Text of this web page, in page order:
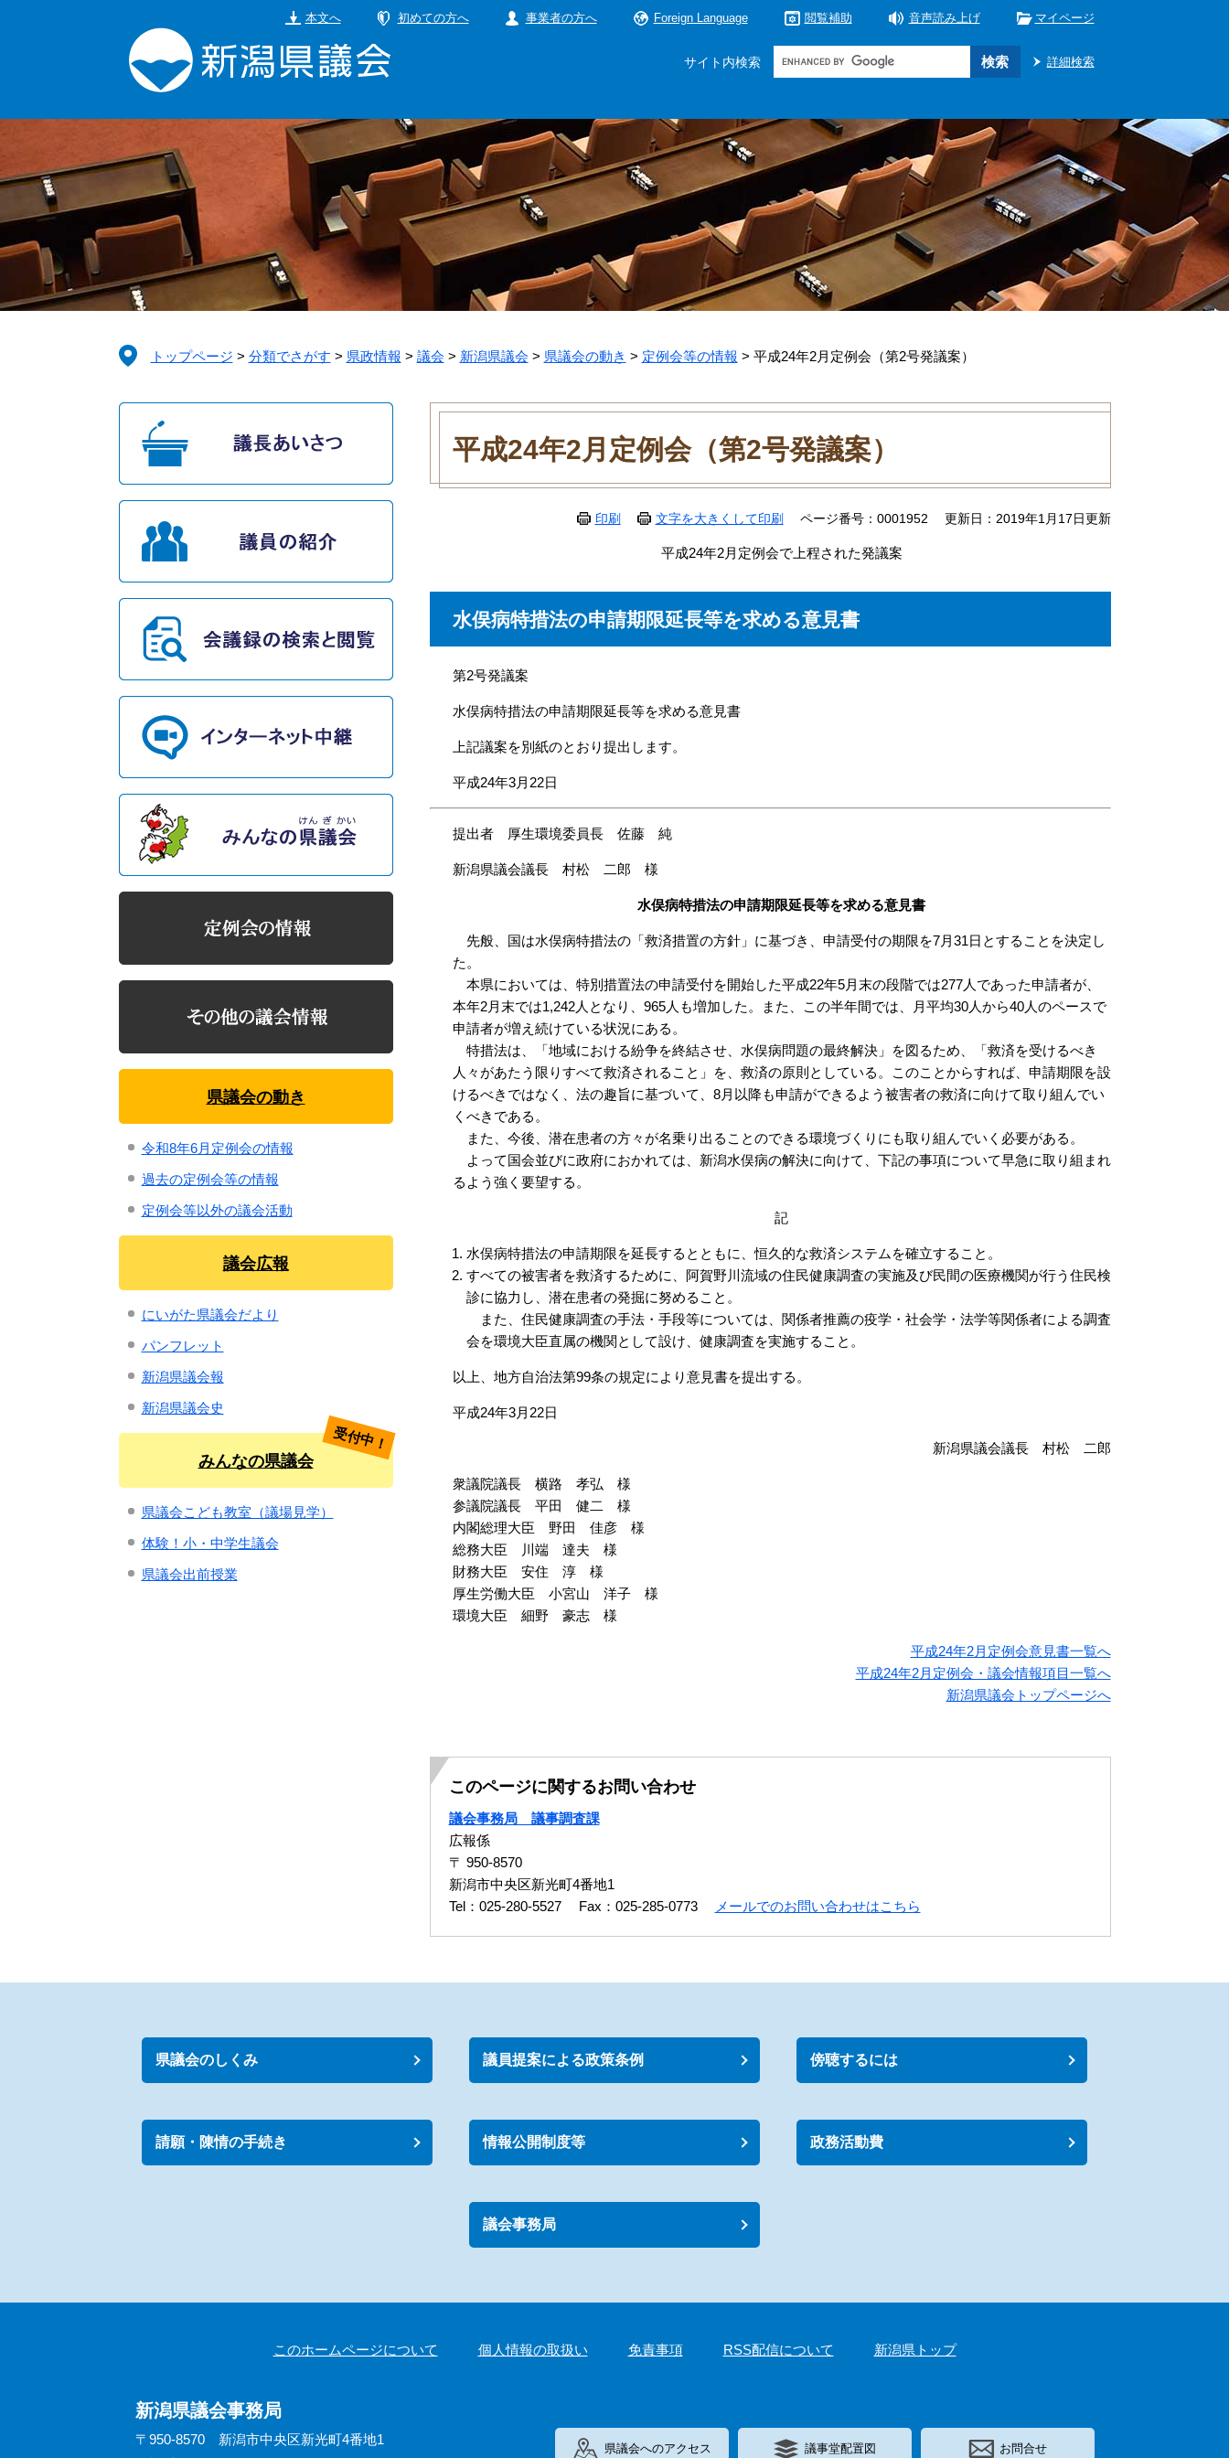
頭
飛
て
へ
本文へ 初めての方へ 事業者の方へ Foreign Language 閲覧補助 音声読み上げ マイページ
サイト内検索
Google
ム
索
詳細検索
トップページ > 分類でさがす > 県政情報 > 議会 > 新潟県議会 > 県議会の動き > 定例会等の情報 > 平成24年2月定例会（第2号発議案）
本
平成24年2月定例会（第2号発議案）
印刷 文字を大きくして印刷 ページ番号：0001952 更新日：2019年1月17日更新
平成24年2月定例会で上程された発議案
水俣病特措法の申請期限延長等を求める意見書
第2号発議案
水俣病特措法の申請期限延長等を求める意見書
上記議案を別紙のとおり提出します。
平成24年3月22日
提出者 厚生環境委員長 佐藤 純
新潟県議会議長 村松 二郎 様
水俣病特措法の申請期限延長等を求める意見書
先般、国は水俣病特措法の「救済措置の方針」に基づき、申請受付の期限を7月31日とすることを決定し
た。
本県においては、特別措置法の申請受付を開始した平成22年5月末の段階では277人であった申請者が、
本年2月末では1,242人となり、965人も増加した。また、この半年間では、月平均30人から40人のペースで
申請者が増え続けている状況にある。
特措法は、「地域における紛争を終結させ、水俣病問題の最終解決」を図るため、「救済を受けるべき
人々があたう限りすべて救済されること」を、救済の原則としている。このことからすれば、申請期限を設
けるべきではなく、法の趣旨に基づいて、8月以降も申請ができるよう被害者の救済に向けて取り組んでい
くべきである。
また、今後、潜在患者の方々が名乗り出ることのできる環境づくりにも取り組んでいく必要がある。
よって国会並びに政府におかれては、新潟水俣病の解決に向けて、下記の事項について早急に取り組まれ
るよう強く要望する。
記
水俣病特措法の申請期限を延長するとともに、恒久的な救済システムを確立すること。
すべての被害者を救済するために、阿賀野川流域の住民健康調査の実施及び民間の医療機関が行う住民検
診に協力し、潜在患者の発掘に努めること。
また、住民健康調査の手法・手段等については、関係者推薦の疫学・社会学・法学等関係者による調査
会を環境大臣直属の機関として設け、健康調査を実施すること。
以上、地方自治法第99条の規定により意見書を提出する。
平成24年3月22日
新潟県議会議長 村松 二郎
衆議院議長 横路 孝弘 様
参議院議長 平田 健二 様
内閣総理大臣 野田 佳彦 様
総務大臣 川端 達夫 様
財務大臣 安住 淳 様
厚生労働大臣 小宮山 洋子 様
環境大臣 細野 豪志 様
平成24年2月定例会意見書一覧へ
平成24年2月定例会・議会情報項目一覧へ
新潟県議会トップページへ
このページに関するお問い合わせ
議会事務局 議事調査課
広報係
〒 950-8570
新潟市中央区新光町4番地1
Tel：025-280-5527
Fax：025-285-0773 メールでのお問い合わせはこちら
県議会の動き
令和8年6月定例会の情報
過去の定例会等の情報
定例会等以外の議会活動
議会広報
にいがた県議会だより
パンフレット
新潟県議会報
新潟県議会史
みんなの県議会
受付中！
県議会こども教室（議場見学）
体験！小・中学生議会
県議会出前授業
県議会のしくみ 議員提案による政策条例 傍聴するには
請願・陳情の手続き 情報公開制度等 政務活動費
議会事務局
このホームページについて 個人情報の取扱い 免責事項 RSS配信について 新潟県トップ
新潟県議会事務局
〒950-8570 新潟市中央区新光町4番地1
県議会へのアクセス 議事堂配置図 お問合せ